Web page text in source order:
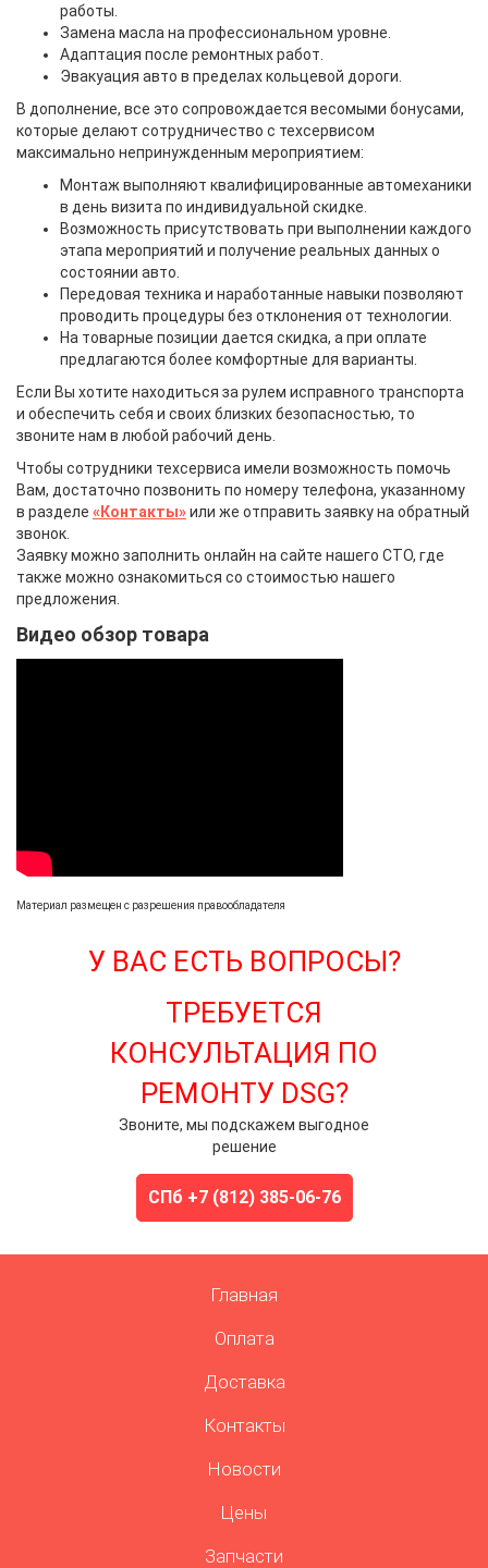
работы.
Замена масла на профессиональном уровне.
Адаптация после ремонтных работ.
Эвакуация авто в пределах кольцевой дороги.
В дополнение, все это сопровождается весомыми бонусами,
которые делают сотрудничество с техсервисом
максимально непринужденным мероприятием:
Монтаж выполняют квалифицированные автомеханики
в день визита по индивидуальной скидке.
Возможность присутствовать при выполнении каждого
этапа мероприятий и получение реальных данных о
состоянии авто.
Передовая техника и наработанные навыки позволяют
проводить процедуры без отклонения от технологии.
На товарные позиции дается скидка, а при оплате
предлагаются более комфортные для варианты.
Если Вы хотите находиться за рулем исправного транспорта
и обеспечить себя и своих близких безопасностью, то
звоните нам в любой рабочий день.
Чтобы сотрудники техсервиса имели возможность помочь
Вам, достаточно позвонить по номеру телефона, указанному
в разделе «Контакты»или же отправить заявку на обратный
звонок.
Заявку можно заполнить онлайн на сайте нашего СТО, где
также можно ознакомиться со стоимостью нашего
предложения.
Видео обзор товара
Материал размещен с разрешения правообладателя
У ВАС ЕСТЬ ВОПРОСЫ?
ТРЕБУЕТСЯ
КОНСУЛЬТАЦИЯ ПО
РЕМОНТУ DSG?
Звоните, мы подскажем выгодное
решение
СПб +7 (812) 385-06-76
Главная
Оплата
Доставка
Контакты
Новости
Цены
Запчасти